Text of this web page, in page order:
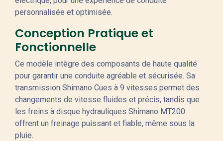
personnalisée et optimisée.
Conception Pratique et
Fonctionnelle
Ce modèle intègre des composants de haute qualité
pour garantir une conduite agréable et sécurisée. Sa
transmission Shimano Cues à 9 vitesses permet des
changements de vitesse fluides et précis, tandis que
les freins à disque hydrauliques Shimano MT200
offrent un freinage puissant et fiable, même sous la
pluie.